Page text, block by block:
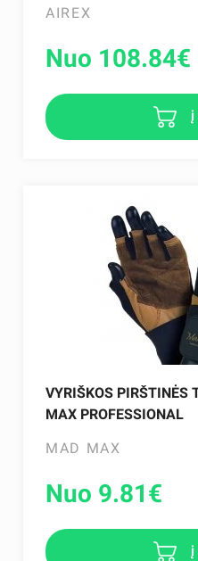
AIREX
Nuo 108.84€
į
VYRIŠKOS PIRŠTINĖS
MAX PROFESSIONAL
MAD MAX
Nuo 9.81€
į